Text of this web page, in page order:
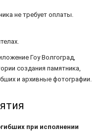
не требует оплаты.
Гоу Волгоград,
создания памятника,
и архивные фотографии.
при исполнении